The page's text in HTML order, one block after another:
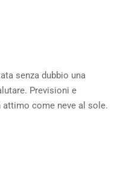
senza dubbio una
Previsioni e
come neve al sole.